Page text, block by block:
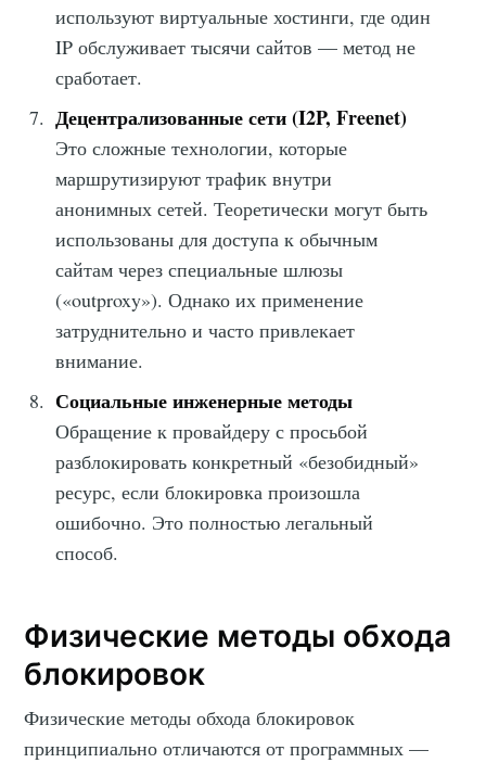
используют виртуальные хостинги, где один
IP обслуживает тысячи сайтов — метод не
сработает.
Децентрализованные сети (I2P, Freenet)
Это сложные технологии, которые
маршрутизируют трафик внутри
анонимных сетей. Теоретически могут быть
использованы для доступа к обычным
сайтам через специальные шлюзы
(«outproxy»). Однако их применение
затруднительно и часто привлекает
внимание.
Социальные инженерные методы
Обращение к провайдеру с просьбой
разблокировать конкретный «безобидный»
ресурс, если блокировка произошла
ошибочно. Это полностью легальный
способ.
Физические методы обхода
блокировок
Физические методы обхода блокировок
принципиально отличаются от программных —